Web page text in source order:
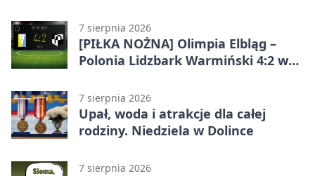
7 sierpnia 2026
[PIŁKA NOŻNA] Olimpia Elbląg –
Polonia Lidzbark Warmiński 4:2 w
7 sierpnia 2026
Upał, woda i atrakcje dla całej
rodziny. Niedziela w Dolince
7 sierpnia 2026